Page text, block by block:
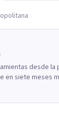
desde la
siete meses